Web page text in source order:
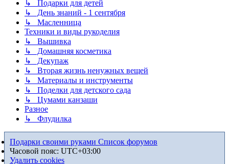
↳ Подарки для детей
↳ День знаний - 1 сентября
↳ Масленница
Техники и виды рукоделия
↳ Вышивка
↳ Домашняя косметика
↳ Декупаж
↳ Вторая жизнь ненужных вещей
↳ Материалы и инструменты
↳ Поделки для детского сада
↳ Цумами канзаши
Разное
↳ Флудилка
Подарки своими руками Список форумов
Часовой пояс: UTC+03:00
Удалить cookies